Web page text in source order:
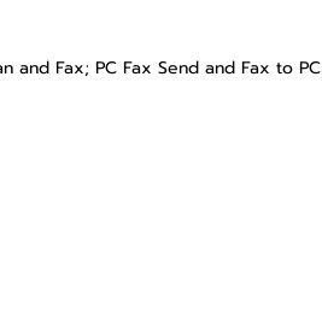
and Fax; PC Fax Send and Fax to PC